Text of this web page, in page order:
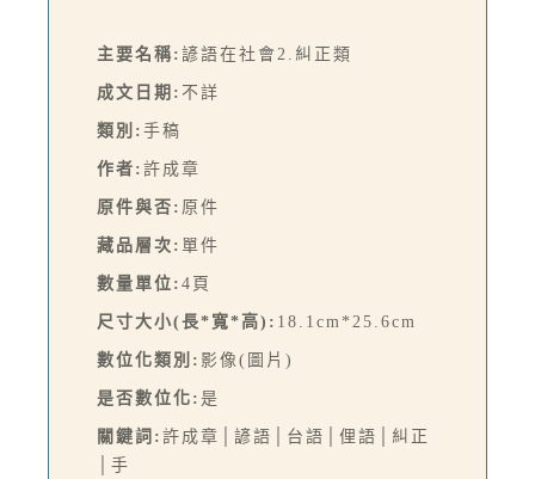
主要名稱: 諺語在社會2.糾正類
成文日期: 不詳
類別: 手稿
作者: 許成章
原件與否: 原件
藏品層次: 單件
數量單位: 4頁
尺寸大小(長*寬*高): 18.1cm*25.6cm
數位化類別: 影像(圖片)
是否數位化: 是
關鍵詞: 許成章│諺語│台語│俚語│糾正
│手